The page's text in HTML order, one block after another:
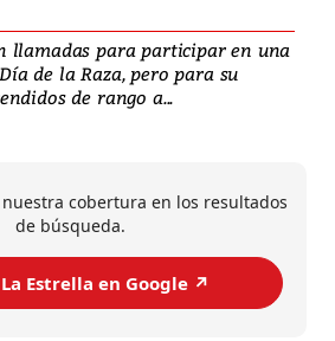
llamadas para participar en una
de la Raza, pero para su
de rango a...
cobertura en los resultados
de búsqueda.
Estrella en Google ↗️